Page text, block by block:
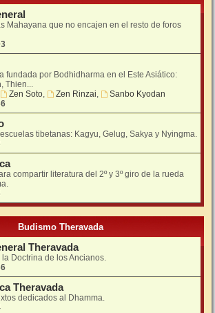
Mahayana que no encajen en el resto de foros
fundada por Bodhidharma en el Este Asiático:
Thien...
Zen Soto, Zen Rinzai
Sanbo Kyodan
tibetanas: Kagyu, Gelug, Sakya y Nyingma.
compartir literatura del 2º y 3º giro de la rueda
Budismo Theravada
Theravada
Doctrina de los Ancianos.
Theravada
dedicados al Dhamma.